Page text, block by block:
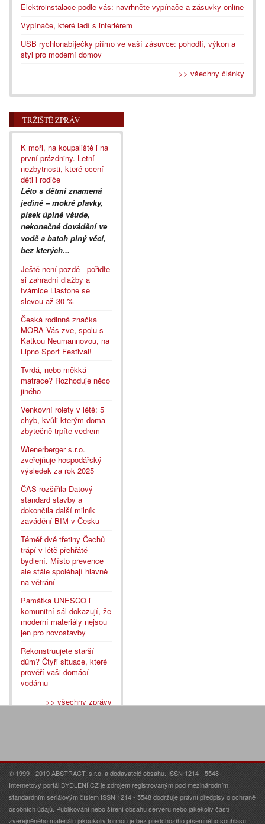
Elektroinstalace podle vás: navrhněte vypínače a zásuvky online
Vypínače, které ladí s interiérem
USB rychlonabíječky přímo ve vaší zásuvce: pohodlí, výkon a
styl pro moderní domov
>> všechny články
TRŽIŠTĚ ZPRÁV
K moři, na koupaliště i na
první prázdniny. Letní
nezbytnosti, které ocení
děti i rodiče
Léto s dětmi znamená
jediné – mokré plavky,
písek úplně všude,
nekonečné dovádění ve
vodě a batoh plný věcí,
bez kterých...
Ještě není pozdě - pořiďte
si zahradní dlažby a
tvárnice Liastone se
slevou až 30 %
Česká rodinná značka
MORA Vás zve, spolu s
Katkou Neumannovou, na
Lipno Sport Festival!
Tvrdá, nebo měkká
matrace? Rozhoduje něco
jiného
Venkovní rolety v létě: 5
chyb, kvůli kterým doma
zbytečně trpíte vedrem
Wienerberger s.r.o.
zveřejňuje hospodářský
výsledek za rok 2025
ČAS rozšířila Datový
standard stavby a
dokončila další milník
zavádění BIM v Česku
Téměř dvě třetiny Čechů
trápí v létě přehřáté
bydlení. Místo prevence
ale stále spoléhají hlavně
na větrání
Památka UNESCO i
komunitní sál dokazují, že
moderní materiály nejsou
jen pro novostavby
Rekonstruujete starší
dům? Čtyři situace, které
prověří vaši domácí
vodárnu
>> všechny zprávy
© 1999 - 2019 ABSTRACT, s.r.o. a dodavatelé obsahu. ISSN 1214 - 5548
Internetový portál BYDLENÍ.CZ je zdrojem registrovaným pod mezinárodním
standardním seriálovým číslem ISSN 1214 - 5548 dodržuje právní předpisy o ochraně
osobních údajů. Publikování nebo šíření obsahu serveru nebo jakékoliv části
zveřejněného materiálu jakoukoliv formou je bez předchozího písemného souhlasu